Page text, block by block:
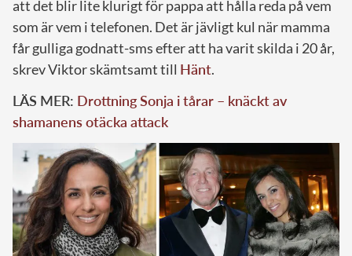
att det blir lite klurigt för pappa att hålla reda på vem
som är vem i telefonen. Det är jävligt kul när mamma
får gulliga godnatt-sms efter att ha varit skilda i 20 år,
skrev Viktor skämtsamt till Hänt.
LÄS MER: Drottning Sonja i tårar – knäckt av
shamanens otäcka attack